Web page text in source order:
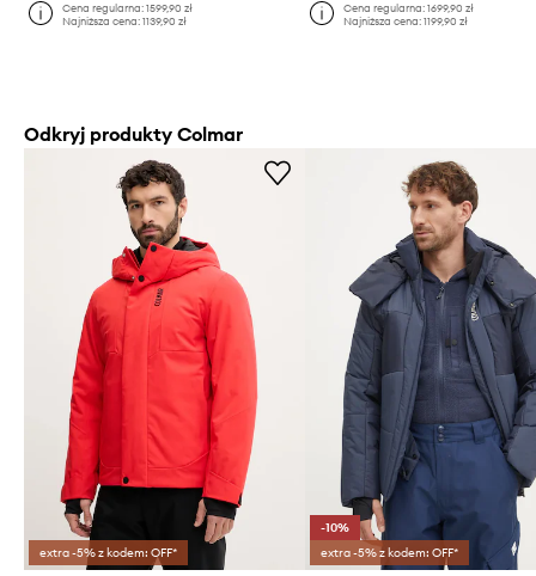
Cena regularna:1599,90 zł
Najniższa cena:1139,90 zł
Cena regularna: 1699,90 zł
Najniższa cena: 1199,90 zł
Odkryj produkty Colmar
extra -5% z kodem: OFF*
-10%
extra -5% z kodem: OFF*